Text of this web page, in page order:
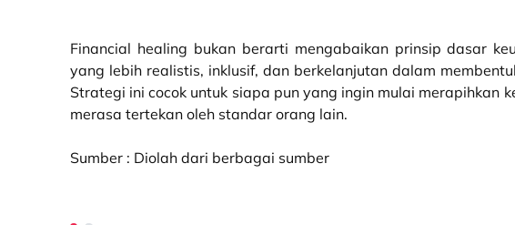
Financial healing bukan berarti mengabaikan prinsip dasar
yang lebih realistis, inklusif, dan berkelanjutan dalam
Strategi ini cocok untuk siapa pun yang ingin mulai merapihkan
merasa tertekan oleh standar orang lain.
Sumber : Diolah dari berbagai sumber